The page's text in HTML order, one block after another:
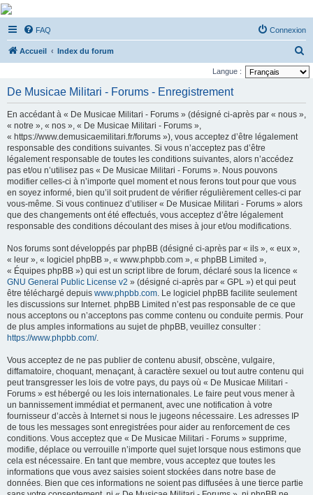
De Musicae Militari -
Forums
Forums de discussions
FAQ Connexion
Accueil Index du forum
e
e
Langue :
De Musicae Militari - Forums - Enregistrement
En accédant à « De Musicae Militari - Forums » (désigné ci-après par « nous »,
« notre », « nos », « De Musicae Militari - Forums »,
« https://www.demusicaemilitari.fr/forums »), vous acceptez d’être légalement
responsable des conditions suivantes. Si vous n’acceptez pas d’être
légalement responsable de toutes les conditions suivantes, alors n’accédez
pas et/ou n’utilisez pas « De Musicae Militari - Forums ». Nous pouvons
modifier celles-ci à n’importe quel moment et nous ferons tout pour que vous
en soyez informé, bien qu’il soit prudent de vérifier régulièrement celles-ci par
vous-même. Si vous continuez d’utiliser « De Musicae Militari - Forums » alors
que des changements ont été effectués, vous acceptez d’être légalement
responsable des conditions découlant des mises à jour et/ou modifications.
Nos forums sont développés par phpBB (désigné ci-après par « ils », « eux »,
« leur », « logiciel phpBB », « www.phpbb.com », « phpBB Limited »,
« Équipes phpBB ») qui est un script libre de forum, déclaré sous la licence «
GNU General Public License v2 » (désigné ci-après par « GPL ») et qui peut
être téléchargé depuis www.phpbb.com. Le logiciel phpBB facilite seulement
les discussions sur Internet. phpBB Limited n’est pas responsable de ce que
nous acceptons ou n’acceptons pas comme contenu ou conduite permis. Pour
de plus amples informations au sujet de phpBB, veuillez consulter :
https://www.phpbb.com/.
Vous acceptez de ne pas publier de contenu abusif, obscène, vulgaire,
diffamatoire, choquant, menaçant, à caractère sexuel ou tout autre contenu qui
peut transgresser les lois de votre pays, du pays où « De Musicae Militari -
Forums » est hébergé ou les lois internationales. Le faire peut vous mener à
un bannissement immédiat et permanent, avec une notification à votre
fournisseur d’accès à Internet si nous le jugeons nécessaire. Les adresses IP
de tous les messages sont enregistrées pour aider au renforcement de ces
conditions. Vous acceptez que « De Musicae Militari - Forums » supprime,
modifie, déplace ou verrouille n’importe quel sujet lorsque nous estimons que
cela est nécessaire. En tant que membre, vous acceptez que toutes les
informations que vous avez saisies soient stockées dans notre base de
données. Bien que ces informations ne soient pas diffusées à une tierce partie